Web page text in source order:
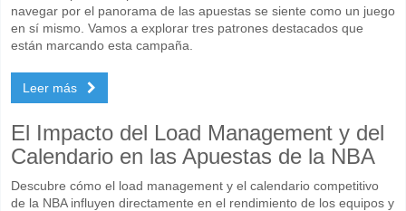
navegar por el panorama de las apuestas se siente como un juego
en sí mismo. Vamos a explorar tres patrones destacados que
están marcando esta campaña.
Leer más
El Impacto del Load Management y del
Calendario en las Apuestas de la NBA
Descubre cómo el load management y el calendario competitivo
de la NBA influyen directamente en el rendimiento de los equipos y